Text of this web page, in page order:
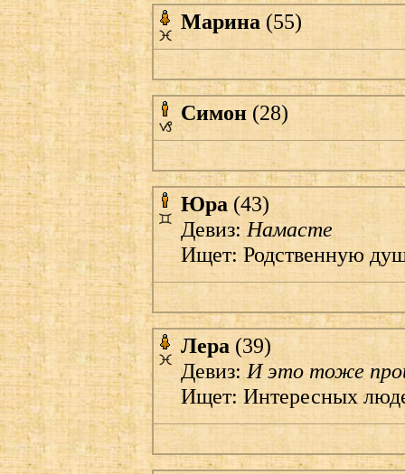
Марина (55)
Симон (28)
Юра (43)
Девиз:Намасте
Ищет: Родственную
Лера (39)
Девиз:И это тоже
Ищет: Интересных